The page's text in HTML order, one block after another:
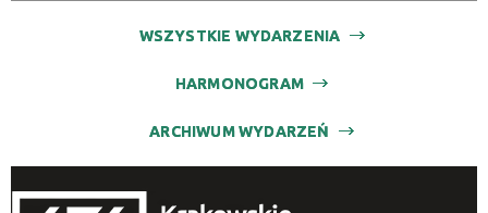
WSZYSTKIE WYDARZENIA
HARMONOGRAM
ARCHIWUM WYDARZEŃ